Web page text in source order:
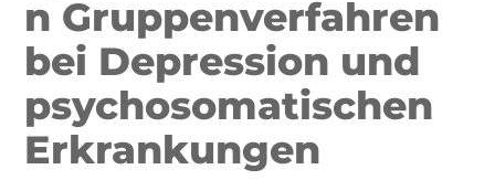
n Gruppenverfahren
bei Depression und
psychosomatischen
Erkrankungen